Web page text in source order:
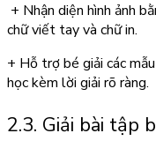
+ Nhận diện hình ảnh
chữ viết tay và chữ in.
+ Hỗ trợ bé giải các
học kèm lời giải rõ ràng.
2.3. Giải bài tập